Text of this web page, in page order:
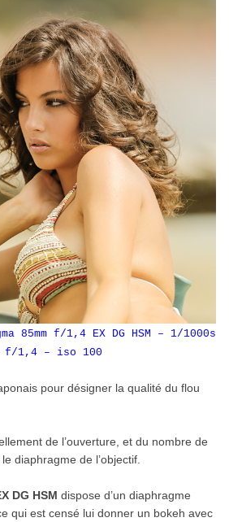
85mm f/1,4 EX DG HSM – 1/1000s
f/1,4 – iso 100
pour désigner la qualité du flou
de l’ouverture, et du nombre de
diaphragme de l’objectif.
DG HSM dispose d’un diaphragme
qui est censé lui donner un bokeh avec